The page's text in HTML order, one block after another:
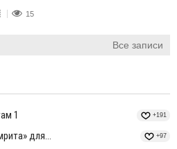
15
Все записи
1 +191
для... +97